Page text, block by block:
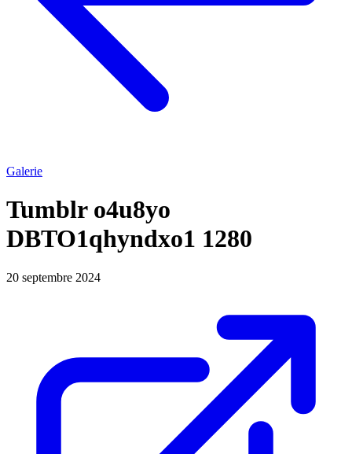
Galerie
Tumblr o4u8yo
DBTO1qhyndxo1 1280
20 septembre 2024